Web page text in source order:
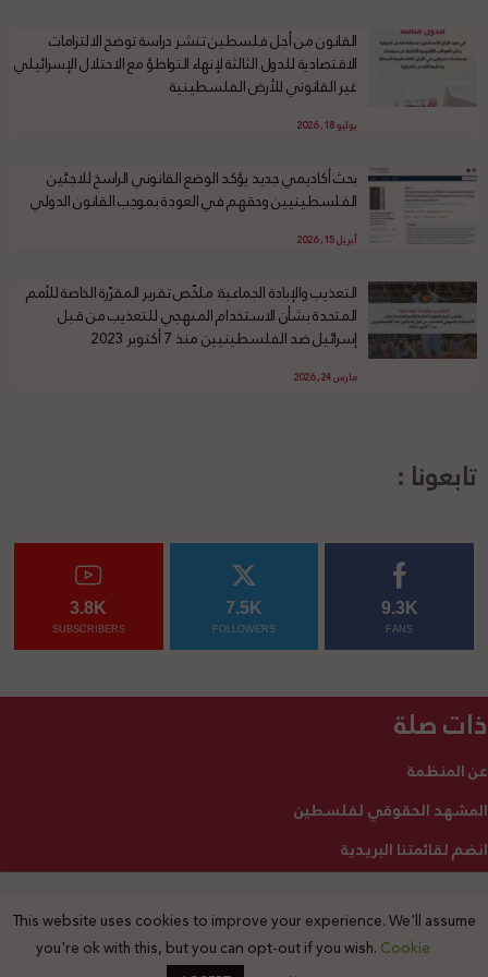
القانون من أجل فلسطين تنشر دراسة توضح الالتزامات
الاقتصادية للدول الثالثة لإنهاء التواطؤ مع الاحتلال الإسرائيلي
غير القانوني للأرض الفلسطينية
يوليو 18, 2026
بحث أكاديمي جديد يؤكد الوضع القانوني الراسخ للاجئين
الفلسطينيين وحقهم في العودة بموجب القانون الدولي
أبريل 15, 2026
التعذيب والإبادة الجماعية: ملخّص تقرير المقرّرة الخاصة للأمم
المتحدة بشأن الاستخدام المنهجي للتعذيب من قبل
إسرائيل ضد الفلسطينيين منذ 7 أكتوبر 2023
مارس 24, 2026
تابعونا :
9.3K
FANS
7.5K
FOLLOWERS
3.8K
SUBSCRIBERS
ذات صلة
عن المنظمة
المشهد الحقوقي لفلسطين
انضم لقائمتنا البريدية
2025 © جميع الحقوق محفوظة
This website uses cookies to improve your experience. We'll assume
you're ok with this, but you can opt-out if you wish. Cookie